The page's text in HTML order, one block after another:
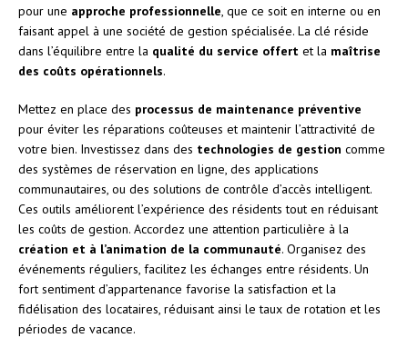
pour une approche professionnelle , que ce soit en interne ou en
faisant appel à une société de gestion spécialisée. La clé réside
dans l’équilibre entre la qualité du service offert et la maîtrise
des coûts opérationnels.
Mettez en place des processus de maintenance préventive
pour éviter les réparations coûteuses et maintenir l’attractivité de
votre bien. Investissez dans des technologies de gestion comme
des systèmes de réservation en ligne, des applications
communautaires, ou des solutions de contrôle d’accès intelligent.
Ces outils améliorent l’expérience des résidents tout en réduisant
les coûts de gestion. Accordez une attention particulière à la
création et à l’animation de la communauté. Organisez des
événements réguliers, facilitez les échanges entre résidents. Un
fort sentiment d’appartenance favorise la satisfaction et la
fidélisation des locataires, réduisant ainsi le taux de rotation et les
périodes de vacance.